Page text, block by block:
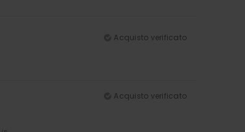
Acquisto verificato
Acquisto verificato